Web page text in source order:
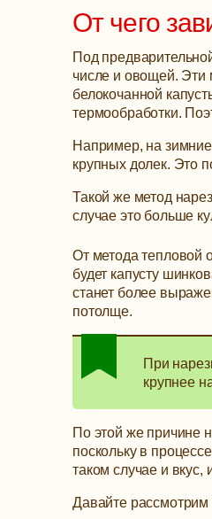
От чего
Под
числе и овощей. Эти
белокочанной
термообработки.
Например, на
крупных долек. Это
Такой же метод
случае это больше
От метода тепловой
будет капусту
станет более
потолще.
При
крупнее
По этой же причине
поскольку в
таком случае и
Давайте